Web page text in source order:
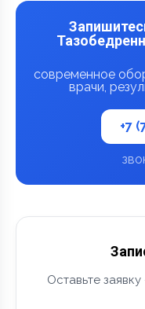
современное
врачи,
+7
Оставьте